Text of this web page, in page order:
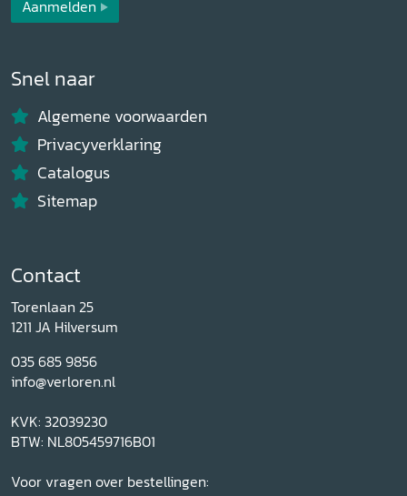
Aanmelden
Snel naar
Algemene voorwaarden
Privacyverklaring
Catalogus
Sitemap
Contact
Torenlaan 25
1211 JA Hilversum
035 685 9856
info@verloren.nl
KVK: 32039230
BTW: NL805459716B01
Voor vragen over bestellingen: